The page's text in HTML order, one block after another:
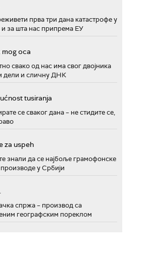
прва три дана катастрофе у
и за шта нас припрема ЕУ
mog oca
свако од нас има свог двојника
дели и сличну ДНК
tusiranja
се сваког дана – не стидите се,
za uspeh
знали да се најбоље грамофонске
у Србији
спржа – производ са
географским пореклом